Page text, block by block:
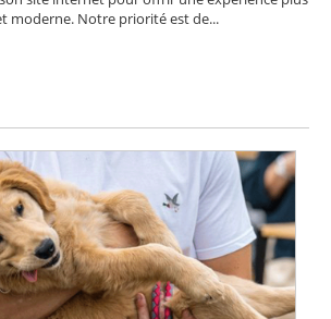
moderne. Notre priorité est de...